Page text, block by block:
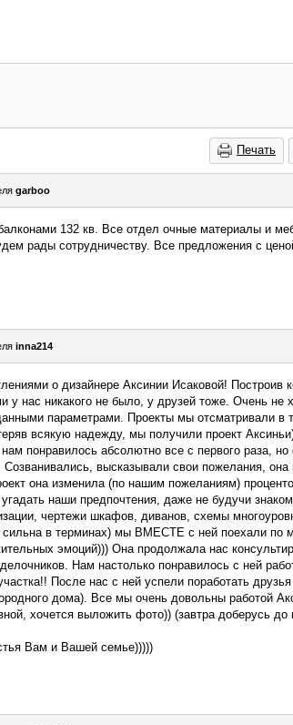
Печать
garboo
132 кв. Все отдел очные материалы и
рады сотрудничеству. Все предложения с
inna214
о дизайнере Аксинии Исаковой!
нас никакого не было, у друзей тоже. Очень не
параметрами. Проекты мы отсматривали в
всякую надежду, мы получили проект
понравилось абсолютно все с первого раза, но
высказывали свои пожелания, она
она изменила (по нашим пожеланиям)
наши предпочтения, даже не будучи
чертежи шкафов, диванов, схемы
сильна в терминах) мы ВМЕСТЕ с ней поехали по
эмоций))) Она продолжала нас
Нам настолько понравилось с ней
После нас с ней успели поработать
дома). Все мы очень довольны работой
хочется выложить фото)) (завтра доберусь до
Вам и Вашей семье)))))